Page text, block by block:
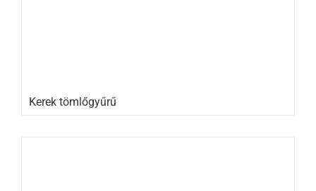
Kerek tömlőgyűrű